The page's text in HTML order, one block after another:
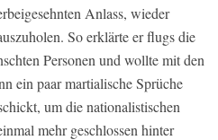
Anlass, wieder
So erklärte er flugs die
Personen und wollte mit den
ein paar martialische Sprüche
um die nationalistischen
mehr geschlossen hinter